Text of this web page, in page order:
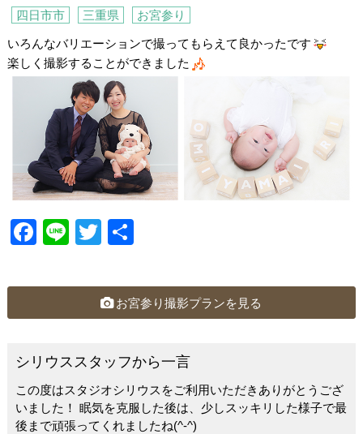
四日市市 三重県 お宮参り
いろんなバリエーションで撮ってもらえて良かったです
楽しく撮影することができました
F
c
o
o
k
Li
e
T
tt
erお宮参り撮影プランを見る
シリウススタッフから一言
この度はスタジオシリウスをご利用いただきありがとうござ
いました！ 眠気を克服した後は、少しスッキリした様子で最
後まで頑張ってくれましたね(^-^)